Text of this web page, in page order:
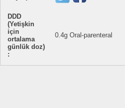
DDD
(Yetişkin
için
ortalama
günlük doz)
:
0.4g Oral-parenteral